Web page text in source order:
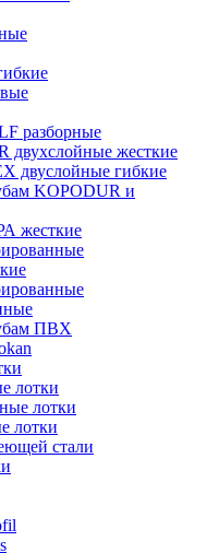
разборные
двухслойные жесткие
двуслойные гибкие
KOPODUR и
жесткие
ПВХ
лотки
лотки
лотки
стали